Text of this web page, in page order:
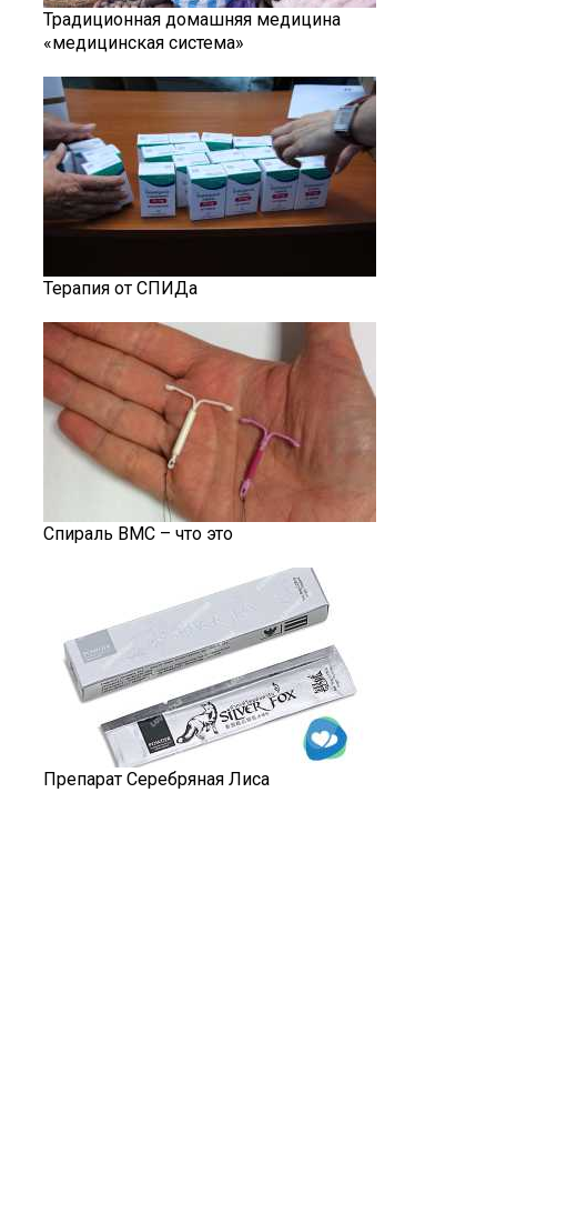
Традиционная домашняя медицина
«медицинская система»
Терапия от СПИДа
Спираль ВМС – что это
Препарат Серебряная Лиса